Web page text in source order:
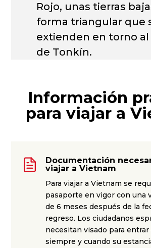
Rojo, unas tierras
forma triangular que
extienden en torno
de Tonkín.
Información
para viajar a
Documentación
viajar a Vietnam
Para viajar a Vietnam se
pasaporte en vigor con una
de 6 meses después de la
regreso. Los ciudadanos
necesitan visado para
siempre y cuando su